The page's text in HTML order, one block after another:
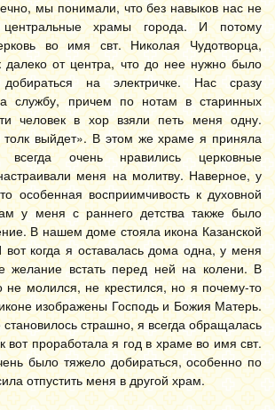
мы понимали, что без навыков нас не
храмы города. И потому
во имя свт. Николая Чудотворца,
далеко от центра, что до нее нужно было
на электричке. Нас сразу
службу, причем по нотам в старинных
человек в хор взяли петь меня одну.
толк выйдет». В этом же храме я приняла
очень нравились церковные
меня на молитву. Наверное, у
особенная восприимчивость к духовной
у меня с раннего детства также было
В нашем доме стояла икона Казанской
когда я оставалась дома одна, у меня
желание встать перед ней на колени. В
молился, не крестился, но я почему-то
изображены Господь и Божия Матерь.
страшно, я всегда обращалась
вот проработала я год в храме во имя свт.
было тяжело добираться, особенно по
отпустить меня в другой храм.